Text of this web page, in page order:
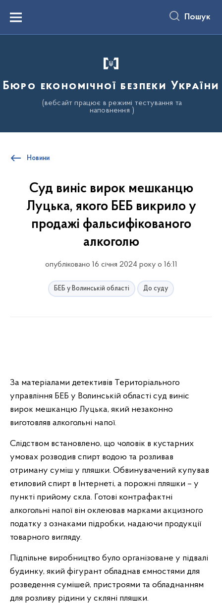
вмістуMenu Пошук
Бюро економічної безпеки України
(вебсайт працює в режимі тестування та
наповнення )
Новини
Суд виніс вирок мешканцю
Луцька, якого БЕБ викрило у
продажі фальсифікованого
алкоголю
опубліковано 16 січня 2024 року о 16:11
БЕБ у Волинській області До суду
За матеріалами детективів Територіального
управління БЕБ у Волинській області суд виніс
вирок мешканцю Луцька, який незаконно
виготовляв алкогольні напої.
Слідством встановлено, що чоловік в кустарних
умовах розводив спирт водою та розливав
отриману суміш у пляшки. Обвинувачений купував
етиловий спирт в Інтернеті, а порожні пляшки – у
пункті прийому скла. Готові контрафактні
алкогольні напої він оклеював марками акцизного
податку з ознаками підробки, надаючи продукції
товарного вигляду.
Підпільне виробництво було організоване у підвалі
будинку, який фігурант обладнав ємностями для
розведення сумішей, пристроями та обладнанням
для розливу рідини у скляні пляшки.